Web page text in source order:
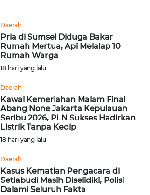
Daerah
Pria di Sumsel Diduga Bakar
Rumah Mertua, Api Melalap 10
Rumah Warga
18 hari yang lalu
Daerah
Kawal Kemeriahan Malam Final
Abang None Jakarta Kepulauan
Seribu 2026, PLN Sukses Hadirkan
Listrik Tanpa Kedip
18 hari yang lalu
Daerah
Kasus Kematian Pengacara di
Setiabudi Masih Diselidiki, Polisi
Dalami Seluruh Fakta